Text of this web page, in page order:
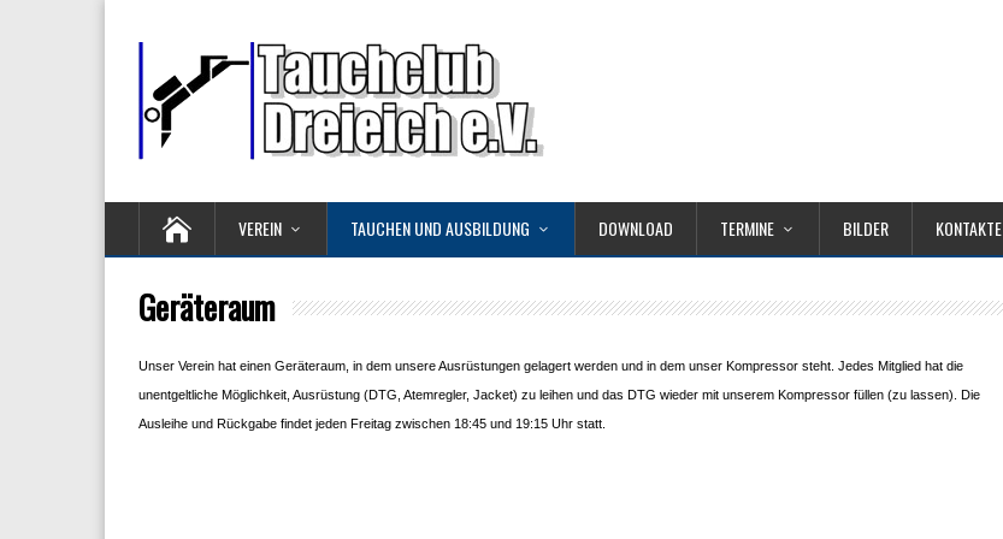
VEREIN TAUCHEN UND AUSBILDUNG DOWNLOAD TERMINE BILDER KONTAKTE
Geräteraum
Unser Verein hat einen Geräteraum, in dem unsere Ausrüstungen gelagert werden und in dem unser Kompressor steht. Jedes Mitglied hat die
unentgeltliche Möglichkeit, Ausrüstung (DTG, Atemregler, Jacket) zu leihen und das DTG wieder mit unserem Kompressor füllen (zu lassen). Die
Ausleihe und Rückgabe findet jeden Freitag zwischen 18:45 und 19:15 Uhr statt.